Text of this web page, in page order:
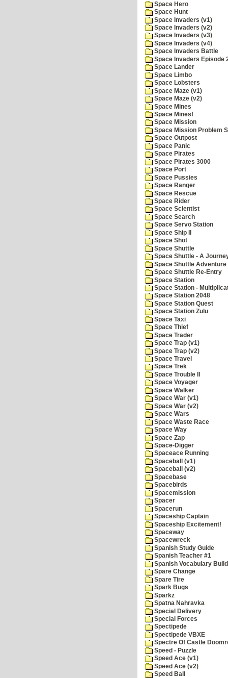
Space Hero
Space Hunt
Space Invaders (v1)
Space Invaders (v2)
Space Invaders (v3)
Space Invaders (v4)
Space Invaders Battle
Space Invaders Episode
Space Lander
Space Limbo
Space Lobsters
Space Maze (v1)
Space Maze (v2)
Space Mines
Space Mines!
Space Mission
Space Mission Problem
Space Outpost
Space Panic
Space Pirates
Space Pirates 3000
Space Port
Space Pussies
Space Ranger
Space Rescue
Space Rider
Space Scientist
Space Search
Space Servo Station
Space Ship II
Space Shot
Space Shuttle
Space Shuttle - A
Space Shuttle Adventure
Space Shuttle Re-Entry
Space Station
Space Station -
Space Station 2048
Space Station Quest
Space Station Zulu
Space Taxi
Space Thief
Space Trader
Space Trap (v1)
Space Trap (v2)
Space Travel
Space Trek
Space Trouble II
Space Voyager
Space Walker
Space War (v1)
Space War (v2)
Space Wars
Space Waste Race
Space Way
Space Zap
Space-Digger
Spaceace Running
Spaceball (v1)
Spaceball (v2)
Spacebase
Spacebirds
Spacemission
Spacer
Spacerun
Spaceship Captain
Spaceship Excitement!
Spaceway
Spacewreck
Spanish Study Guide
Spanish Teacher #1
Spanish Vocabulary
Spare Change
Spare Tire
Spark Bugs
Sparkz
Spatna Nahravka
Special Delivery
Special Forces
Spectipede
Spectipede VBXE
Spectre Of Castle
Speed - Puzzle
Speed Ace (v1)
Speed Ace (v2)
Speed Ball